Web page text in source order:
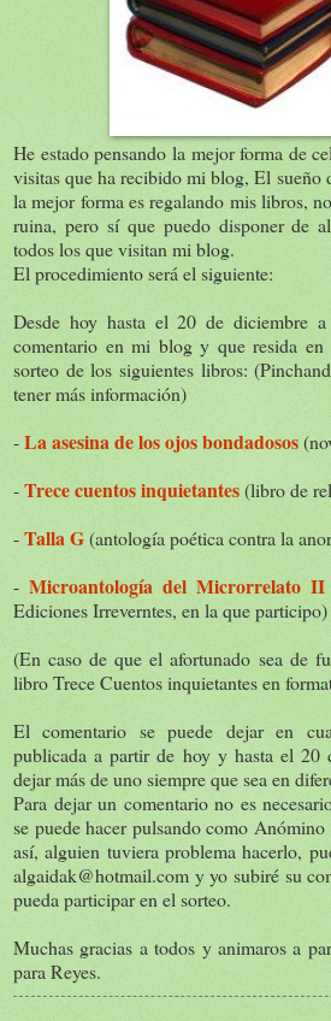
He estado pensando la mejor forma de
visitas que ha recibido mi blog, El sueño
la mejor forma es regalando mis libros,
ruina, pero sí que puedo disponer de
todos los que visitan mi blog.
El procedimiento será el siguiente:
Desde hoy hasta el 20 de diciembre
comentario en mi blog y que resida en
sorteo de los siguientes libros:
tener más información)
-La asesina de los ojos bondadosos
-Trece cuentos inquietantes(libro de
-Talla G(antología poética contra la
- Microantología del Microrrelato II
Ediciones Irreverntes, en la que participo)
(En caso de que el afortunado sea de
libro Trece Cuentos inquietantes en
El comentario se puede dejar en
publicada a partir de hoy y hasta el 20
dejar más de uno siempre que sea en
Para dejar un comentario no es
se puede hacer pulsando como
así, alguien tuviera problema hacerlo,
algaidak@hotmail.com y yo subiré su
pueda participar en el sorteo.
Muchas gracias a todos y animaros a
para Reyes.